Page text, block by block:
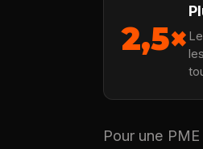
2,5×
Pour une